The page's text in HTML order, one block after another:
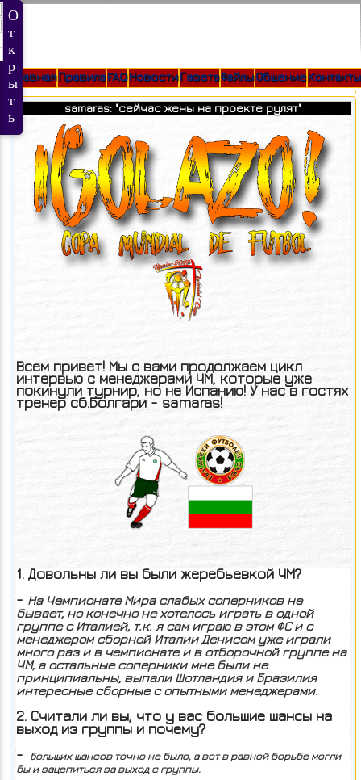
ГлавнаяПравилаFAQНовостиГазетаФайлыОбщениеКонтакты
samaras: "сейчас жены на проекте рулят"
Всем привет! Мы с вами продолжаем цикл
интервью с менеджерами ЧМ, которые уже
покинули турнир, но не Испанию! У нас в гостях
тренер сб.Болгари - samaras!
1. Довольны ли вы были жеребьевкой ЧМ?
- На Чемпионате Мира слабых соперников не
бывает, но конечно не хотелось играть в одной
группе с Италией, т.к. я сам играю в этом ФС и с
менеджером сборной Италии Денисом уже играли
много раз и в чемпионате и в отборочной группе на
ЧМ, а остальные соперники мне были не
принципиальны, выпали Шотландия и Бразилия
интересные сборные с опытными менеджерами.
2. Считали ли вы, что у вас большие шансы на
выход из группы и почему?
-
Больших шансов точно не было, а вот в равной борьбе могли
бы и зацепиться за выход с группы.